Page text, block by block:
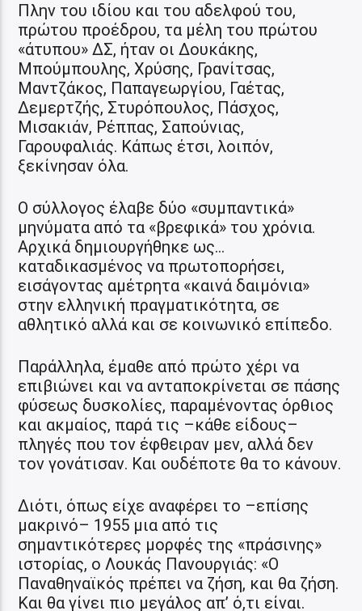
Πλην του ιδίου και του αδελφού του,
πρώτου προέδρου, τα μέλη του πρώτου
«άτυπου» ΔΣ, ήταν οι Δουκάκης,
Μπούμπουλης, Χρύσης, Γρανίτσας,
Μαντζάκος, Παπαγεωργίου, Γαέτας,
Δεμερτζής, Στυρόπουλος, Πάσχος,
Μισακιάν, Ρέππας, Σαπούνιας,
Γαρουφαλιάς. Κάπως έτσι, λοιπόν,
ξεκίνησαν όλα.
Ο σύλλογος έλαβε δύο «συμπαντικά»
μηνύματα από τα «βρεφικά» του χρόνια.
Αρχικά δημιουργήθηκε ως…
καταδικασμένος να πρωτοπορήσει,
εισάγοντας αμέτρητα «καινά δαιμόνια»
στην ελληνική πραγματικότητα, σε
αθλητικό αλλά και σε κοινωνικό επίπεδο.
Παράλληλα, έμαθε από πρώτο χέρι να
επιβιώνει και να ανταποκρίνεται σε πάσης
φύσεως δυσκολίες, παραμένοντας όρθιος
και ακμαίος, παρά τις –κάθε είδους–
πληγές που τον έφθειραν μεν, αλλά δεν
τον γονάτισαν. Και ουδέποτε θα το κάνουν.
Διότι, όπως είχε αναφέρει το –επίσης
μακρινό– 1955 μια από τις
σημαντικότερες μορφές της «πράσινης»
ιστορίας, ο Λουκάς Πανουργιάς: «Ο
Παναθηναϊκός πρέπει να ζήση, και θα ζήση.
Και θα γίνει πιο μεγάλος απ’ ό,τι είναι.